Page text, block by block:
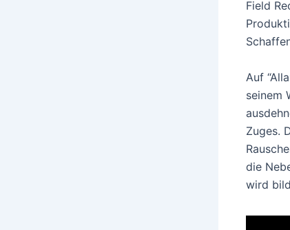
Field
Auf
seinem
Zuges.
die
wird